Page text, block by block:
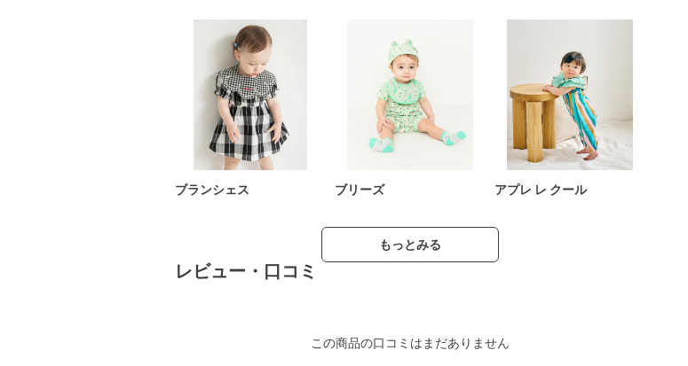
ブランシェス ブリーズ アプレ レ クール
もっとみる
レビュー・口コミ
この商品の口コミはまだありません